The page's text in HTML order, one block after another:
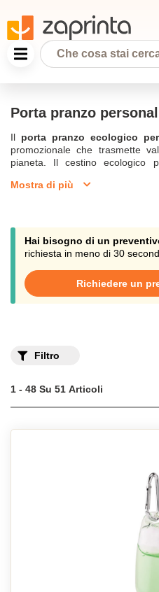
Porta pranzo
Il porta pranzo ecologico
promozionale che trasmette
pianeta. Il cestino ecologico
I bambini saranno felici di
con il vostro logo mediante
modelli in metallo.
dipendenti come dono
ufficio. Potete anche offrire un
vostri clienti e potenziali tali.
Mostra di più
Hai bisogno di un
richiesta in meno di 30
Richiedere un
Filtro
1 - 48 Su 51 Articoli